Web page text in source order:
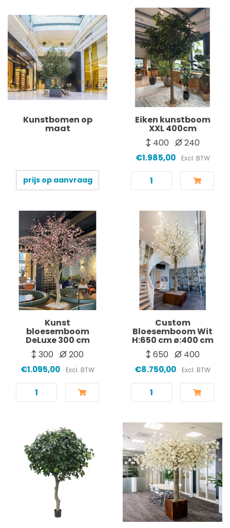
Kunstbomen op
maat
prijs op aanvraag
Eiken kunstboom
XXL 400cm
400
240
€1.985,00 Excl. BTW
Kunst
bloesemboom
DeLuxe 300 cm
300
200
€1.095,00 Excl. BTW
Custom
Bloesemboom Wit
H:650 cm ø:400 cm
650
400
€8.750,00 Excl. BTW